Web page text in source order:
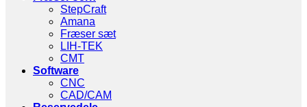
StepCraft
Amana
Fræser sæt
LIH-TEK
CMT
Software
CNC
CAD/CAM